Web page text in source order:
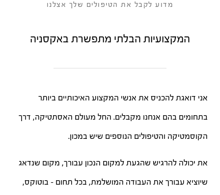
מדוע לקבל את הטיפולים שלך אצלנו
המקצועיות הבלתי מתפשרת באקסניה
אני דואגת להכניס את אנשי המקצוע האיכותיים ביותר
בתחומים בהם אנחנו מקבלים. החל מעולם האסתטיקה, דרך
הקוסמטיקה והטיפולים הנוספים שיש במכון.
את יכולה להרגיש שהגעת למקום הנכון עבורך, מקום שנדאג
שיוציא עבורך את העבודה המושלמת, בכל תחום – בוטוקס,